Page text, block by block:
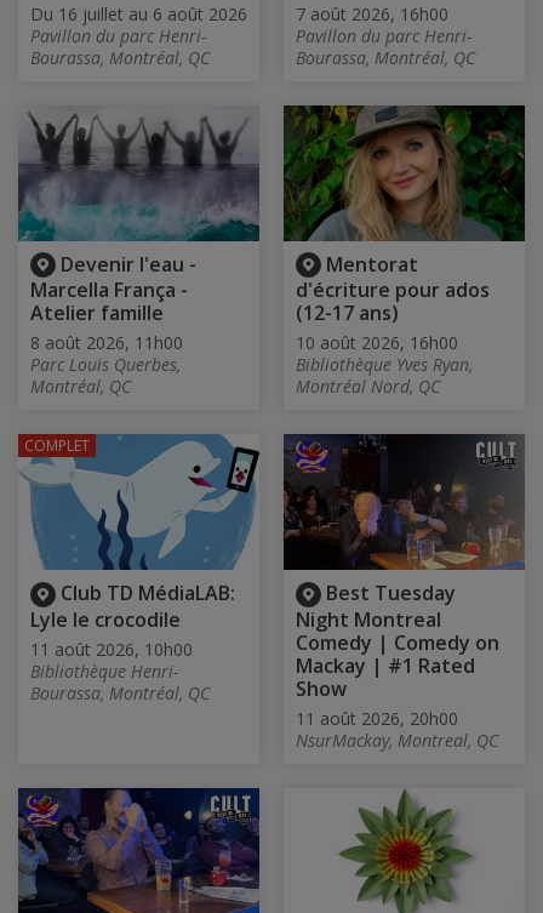
Du 16 juillet au 6 août 2026
Pavillon du parc Henri-
Bourassa, Montréal, QC
7 août 2026, 16h00
Pavillon du parc Henri-
Bourassa, Montréal, QC
Devenir l'eau -
Marcella França -
Atelier famille
8 août 2026, 11h00
Parc Louis Querbes,
Montréal, QC
Mentorat
d'écriture pour ados
(12-17 ans)
10 août 2026, 16h00
Bibliothèque Yves Ryan,
Montréal Nord, QC
Club TD MédiaLAB:
Lyle le crocodile
11 août 2026, 10h00
Bibliothèque Henri-
Bourassa, Montréal, QC
COMPLET
Best Tuesday
Night Montreal
Comedy | Comedy on
Mackay | #1 Rated
Show
11 août 2026, 20h00
NsurMackay, Montreal, QC